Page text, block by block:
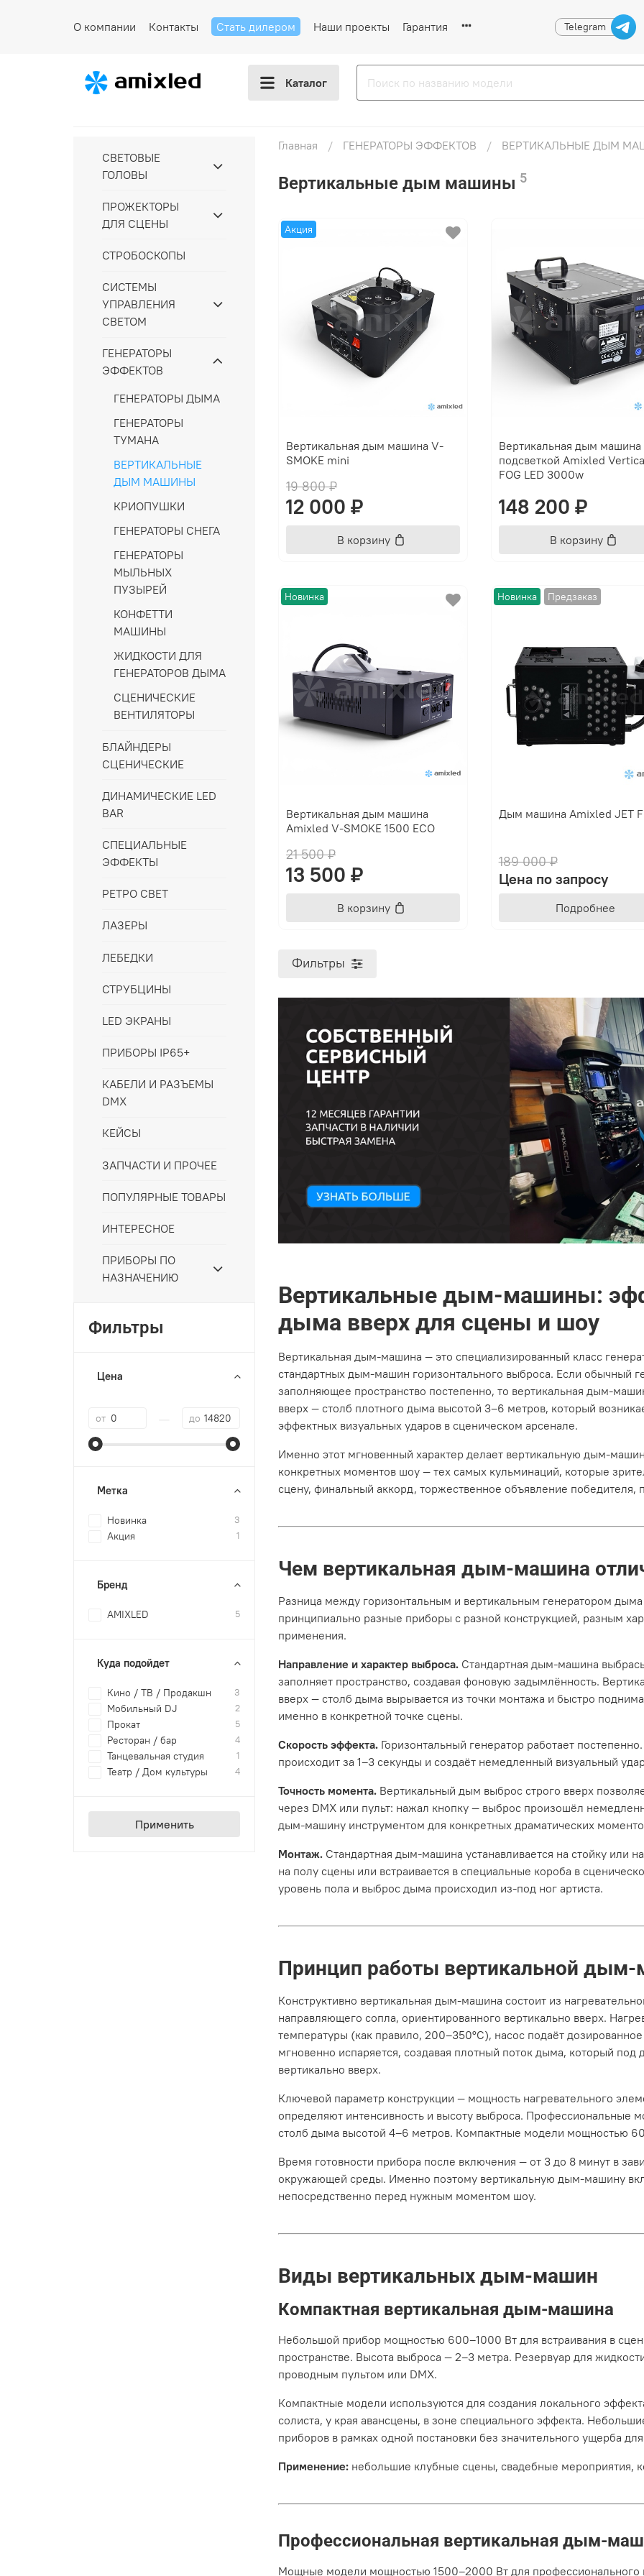
О компании Контакты Стать дилером Наши проекты Гарантия Telegram
Каталог
Главная ГЕНЕРАТОРЫ ЭФФЕКТОВ ВЕРТИКАЛЬНЫЕ ДЫМ
Вертикальные дым машины 5
Акция
Вертикальная дым машина V-
SMOKE mini
19 800 ₽
12 000 ₽
В корзину
Вертикальная дым машина
подсветкой Amixled
FOG LED 3000w
148 200 ₽
В корзину
Новинка
Вертикальная дым машина
Amixled V-SMOKE 1500 ECO
21 500 ₽
13 500 ₽
В корзину
Новинка Предзаказ
Дым машина Amixled JET
189 000 ₽
Цена по запросу
Подробнее
Фильтры
Вертикальные дым-машины:
дыма вверх для сцены и шоу
Вертикальная дым-машина — это специализированный класс
стандартных дым-машин горизонтального выброса. Если обычный
заполняющее пространство постепенно, то вертикальная дым-
вверх — столб плотного дыма высотой 3–6 метров, который
эффектных визуальных ударов в сценическом арсенале.
Именно этот мгновенный характер делает вертикальную дым-
конкретных моментов шоу — тех самых кульминаций, которые
сцену, финальный аккорд, торжественное объявление
Чем вертикальная дым-машина
Разница между горизонтальным и вертикальным генератором
принципиально разные приборы с разной конструкцией, разным
применения.
Направление и характер выброса. Стандартная дым-машина
заполняет пространство, создавая фоновую задымлённость.
вверх — столб дыма вырывается из точки монтажа и быстро
именно в конкретной точке сцены.
Скорость эффекта. Горизонтальный генератор работает
происходит за 1–3 секунды и создаёт немедленный визуальный
Точность момента. Вертикальный дым выброс строго вверх
через DMX или пульт: нажал кнопку — выброс произошёл
дым-машину инструментом для конкретных драматических
Монтаж. Стандартная дым-машина устанавливается на стойку или
на полу сцены или встраивается в специальные короба в
уровень пола и выброс дыма происходил из-под ног артиста.
Принцип работы вертикальной
Конструктивно вертикальная дым-машина состоит из
направляющего сопла, ориентированного вертикально вверх.
температуры (как правило, 200–350°C), насос подаёт
мгновенно испаряется, создавая плотный поток дыма, который
вертикально вверх.
Ключевой параметр конструкции — мощность нагревательного
определяют интенсивность и высоту выброса. Профессиональные
столб дыма высотой 4–6 метров. Компактные модели мощностью
Время готовности прибора после включения — от 3 до 8 минут в
окружающей среды. Именно поэтому вертикальную дым-машину
непосредственно перед нужным моментом шоу.
Виды вертикальных дым-машин
Компактная вертикальная дым-машина
Небольшой прибор мощностью 600–1000 Вт для встраивания в
пространстве. Высота выброса — 2–3 метра. Резервуар для
проводным пультом или DMX.
Компактные модели используются для создания локального
солиста, у края авансцены, в зоне специального эффекта.
приборов в рамках одной постановки без значительного ущерба
Применение: небольшие клубные сцены, свадебные мероприятия,
Профессиональная вертикальная дым-
Мощные модели мощностью 1500–2000 Вт для профессионального
СВЕТОВЫЕ
ГОЛОВЫ
ПРОЖЕКТОРЫ
ДЛЯ СЦЕНЫ
СТРОБОСКОПЫ
СИСТЕМЫ
УПРАВЛЕНИЯ
СВЕТОМ
ГЕНЕРАТОРЫ
ЭФФЕКТОВ
ГЕНЕРАТОРЫ ДЫМА
ГЕНЕРАТОРЫ
ТУМАНА
ВЕРТИКАЛЬНЫЕ
ДЫМ МАШИНЫ
КРИОПУШКИ
ГЕНЕРАТОРЫ СНЕГА
ГЕНЕРАТОРЫ
МЫЛЬНЫХ
ПУЗЫРЕЙ
КОНФЕТТИ
МАШИНЫ
ЖИДКОСТИ ДЛЯ
ГЕНЕРАТОРОВ ДЫМА
СЦЕНИЧЕСКИЕ
ВЕНТИЛЯТОРЫ
БЛАЙНДЕРЫ
СЦЕНИЧЕСКИЕ
ДИНАМИЧЕСКИЕ LED
BAR
СПЕЦИАЛЬНЫЕ
ЭФФЕКТЫ
РЕТРО СВЕТ
ЛАЗЕРЫ
ЛЕБЕДКИ
СТРУБЦИНЫ
LED ЭКРАНЫ
ПРИБОРЫ IP65+
КАБЕЛИ И РАЗЪЕМЫ
DMX
КЕЙСЫ
ЗАПЧАСТИ И ПРОЧЕЕ
ПОПУЛЯРНЫЕ ТОВАРЫ
ИНТЕРЕСНОЕ
ПРИБОРЫ ПО
НАЗНАЧЕНИЮ
Фильтры
Цена
от до
Метка
Новинка 3
Акция 1
Бренд
AMIXLED 5
Куда подойдет
Кино / ТВ / Продакшн 3
Мобильный DJ 2
Прокат 5
Ресторан / бар 4
Танцевальная студия 1
Театр / Дом культуры 4
Применить